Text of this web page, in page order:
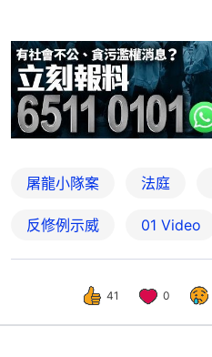
屠龍小隊案 法庭
反修例示威 01 Video
41 0